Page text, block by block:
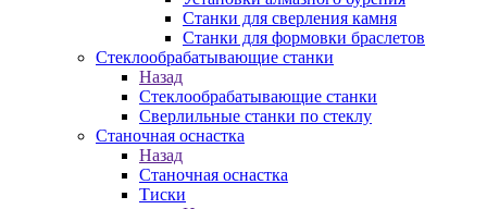
Станки для сверления камня
Станки для формовки браслетов
Стеклообрабатывающие станки
Назад
Стеклообрабатывающие станки
Сверлильные станки по стеклу
Станочная оснастка
Назад
Станочная оснастка
Тиски